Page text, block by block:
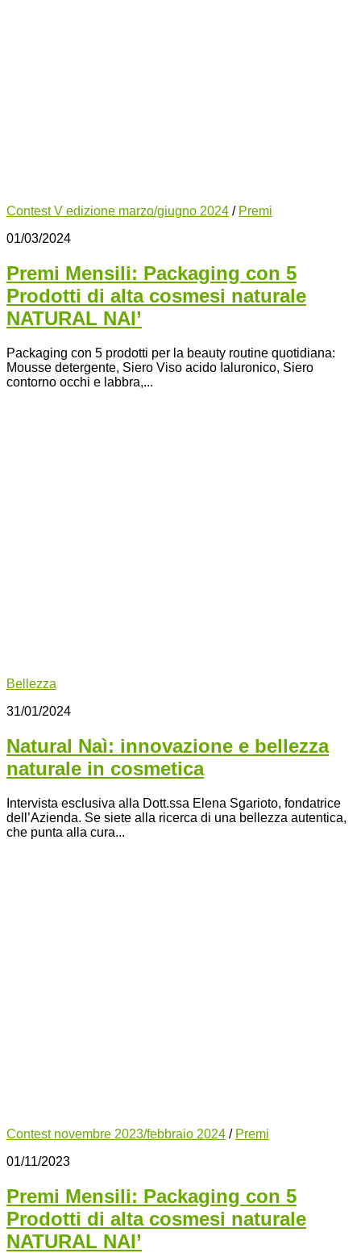
Contest V edizione marzo/giugno 2024 / Premi
01/03/2024
Premi Mensili: Packaging con 5
Prodotti di alta cosmesi naturale
NATURAL NAI’
Packaging con 5 prodotti per la beauty routine quotidiana:
Mousse detergente, Siero Viso acido Ialuronico, Siero
contorno occhi e labbra,...
Bellezza
31/01/2024
Natural Naì: innovazione e bellezza
naturale in cosmetica
Intervista esclusiva alla Dott.ssa Elena Sgarioto, fondatrice
dell’Azienda. Se siete alla ricerca di una bellezza autentica,
che punta alla cura...
Contest novembre 2023/febbraio 2024 / Premi
01/11/2023
Premi Mensili: Packaging con 5
Prodotti di alta cosmesi naturale
NATURAL NAI’